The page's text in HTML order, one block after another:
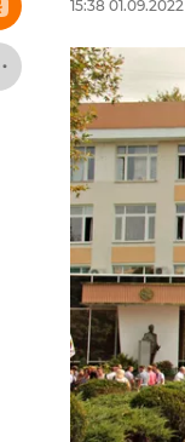
15:38 01.09.2022